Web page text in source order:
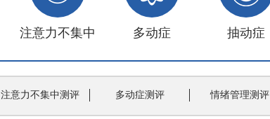
注意力不集中 多动症 抽动症
注意力不集中测评 多动症测评 情绪管理测评